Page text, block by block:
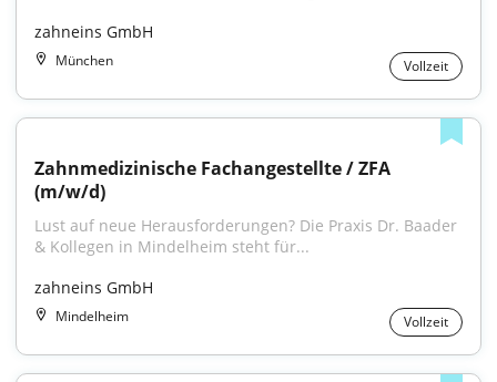
zahneins GmbH
München Vollzeit
Zahnmedizinische Fachangestellte / ZFA
(m/w/d)
Lust auf neue Herausforderungen? Die Praxis Dr. Baader
& Kollegen in Mindelheim steht für...
zahneins GmbH
Mindelheim Vollzeit